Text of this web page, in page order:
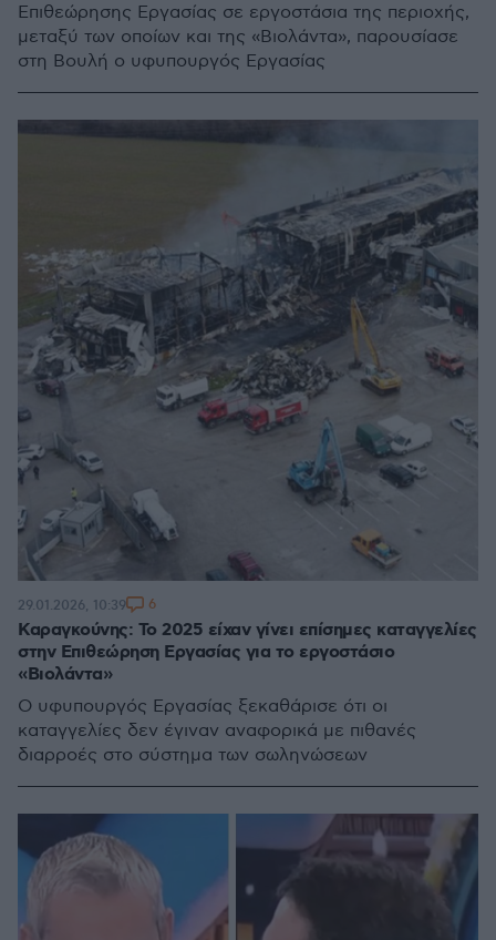
Επιθεώρησης Εργασίας σε εργοστάσια της περιοχής,
μεταξύ των οποίων και της «Βιολάντα», παρουσίασε
στη Βουλή ο υφυπουργός Εργασίας
Καραγκούνης: Το 2025 είχαν γίνει επίσημες καταγγελίες
στην Επιθεώρηση Εργασίας για το εργοστάσιο
«Βιολάντα»
Ο υφυπουργός Εργασίας ξεκαθάρισε ότι οι
καταγγελίες δεν έγιναν αναφορικά με πιθανές
διαρροές στο σύστημα των σωληνώσεων
29.01.2026, 10:39 6